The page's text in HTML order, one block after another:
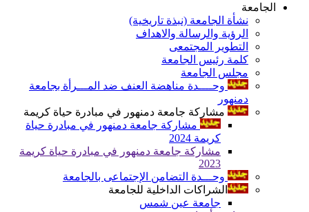
الجامعة
نشأة الجامعة (نبذة تاريخية)
الرؤية والرسالة والاهداف
التطوير المجتمعى
كلمة رئيس الجامعة
مجلس الجامعة
وحــــدة مناهضة العنف ضد المـــرأة بجامعة
دمنهور
مشاركة جامعة دمنهور في مبادرة حياة كريمة
مشاركة جامعة دمنهور في مبادرة حياة
كريمة 2024
مشاركة جامعة دمنهور في مبادرة حياة كريمة
2023
وحـــدة التضامن الإجتماعى بالجامعة
الشراكات الداخلية للجامعة
جامعة عين شمس